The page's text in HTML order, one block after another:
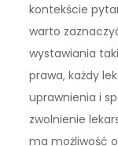
kontekście
warto
wystawiania
prawa, każdy
uprawnienia i
zwolnienie
ma możliwość